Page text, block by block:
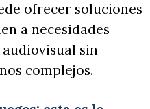
ofrecer soluciones
a necesidades
sin
complejos.